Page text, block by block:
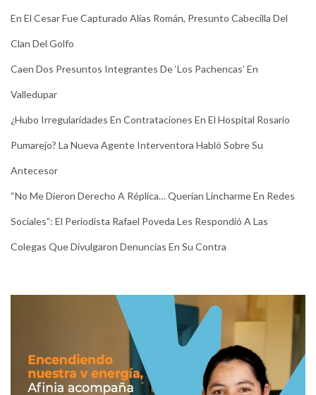
En El Cesar Fue Capturado Alias Román, Presunto Cabecilla Del
Clan Del Golfo
Caen Dos Presuntos Integrantes De ‘Los Pachencas’ En
Valledupar
¿Hubo Irregularidades En Contrataciones En El Hospital Rosario
Pumarejo? La Nueva Agente Interventora Habló Sobre Su
Antecesor
“No Me Dieron Derecho A Réplica… Querían Lincharme En Redes
Sociales”: El Periodista Rafael Poveda Les Respondió A Las
Colegas Que Divulgaron Denuncias En Su Contra